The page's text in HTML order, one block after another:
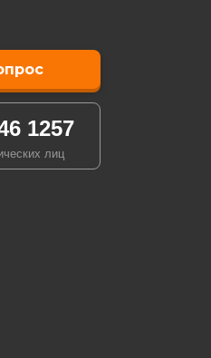
1257
лиц